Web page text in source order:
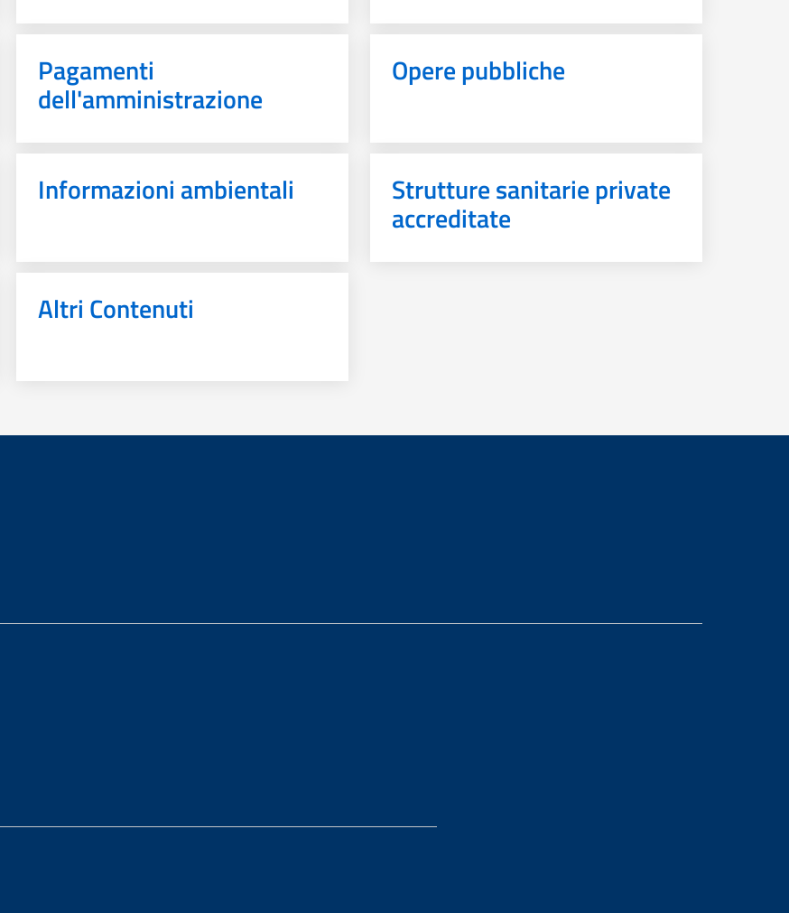
Pagamenti
dell'amministrazione
Opere pubbliche
Informazioni ambientali Strutture sanitarie private
accreditate
Altri Contenuti